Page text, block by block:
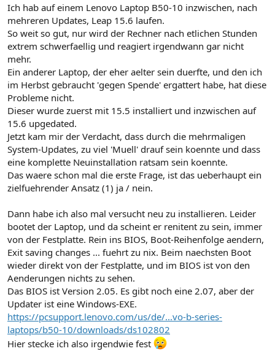
Ich hab auf einem Lenovo Laptop B50-10 inzwischen, nach
mehreren Updates, Leap 15.6 laufen.
So weit so gut, nur wird der Rechner nach etlichen Stunden
extrem schwerfaellig und reagiert irgendwann gar nicht
mehr.
Ein anderer Laptop, der eher aelter sein duerfte, und den ich
im Herbst gebraucht 'gegen Spende' ergattert habe, hat diese
Probleme nicht.
Dieser wurde zuerst mit 15.5 installiert und inzwischen auf
15.6 upgedated.
Jetzt kam mir der Verdacht, dass durch die mehrmaligen
System-Updates, zu viel 'Muell' drauf sein koennte und dass
eine komplette Neuinstallation ratsam sein koennte.
Das waere schon mal die erste Frage, ist das ueberhaupt ein
zielfuehrender Ansatz (1) ja / nein.
Dann habe ich also mal versucht neu zu installieren. Leider
bootet der Laptop, und da scheint er renitent zu sein, immer
von der Festplatte. Rein ins BIOS, Boot-Reihenfolge aendern,
Exit saving changes ... fuehrt zu nix. Beim naechsten Boot
wieder direkt von der Festplatte, und im BIOS ist von den
Aenderungen nichts zu sehen.
Das BIOS ist Version 2.05. Es gibt noch eine 2.07, aber der
Updater ist eine Windows-EXE.
https://pcsupport.lenovo.com/us/de/...vo-b-series-
laptops/b50-10/downloads/ds102802
Hier stecke ich also irgendwie fest